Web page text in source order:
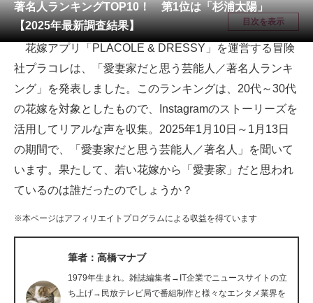
メディア
注目記事を集めた総合ページ
ITの今と未来を見通す
スマホと通信の最新トレンド
進化するPCとデバイスの未来
好きが集まる 比べて選べる
ビジネスと働き方のヒント
AI活用のいまが分かる
企業ITのトレンドを詳説
経営リーダーのコミュニティ
著名人ランキングTOP10！ 第1位は「杉浦太陽」
【2025年最新調査結果】
目次を表示
花嫁アプリ「PLACOLE & DRESSY」を運営する冒険
社プラコレは、「愛妻家だと思う芸能人／著名人ランキ
ング」を発表しました。このランキングは、20代～30代
の花嫁を対象としたもので、Instagramのストーリーズを
活用してリアルな声を収集。2025年1月10日～1月13日
の期間で、「愛妻家だと思う芸能人／著名人」を聞いて
います。果たして、若い花嫁から「愛妻家」だと思われ
ているのは誰だったのでしょうか？
※本ページはアフィリエイトプログラムによる収益を得ています
筆者：高橋マナブ
1979年生まれ。雑誌編集者→IT企業でニュースサイトの立
ち上げ→民放テレビ局で番組制作と様々なエンタメ業界を